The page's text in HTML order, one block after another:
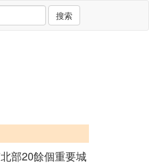
搜索
部20餘個重要城